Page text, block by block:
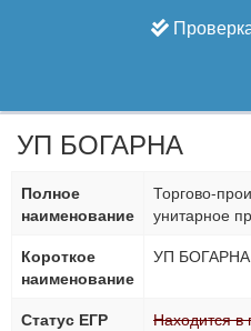
УП БОГАРНА
Полное
наименование
Торгово-
унитарное
Короткое
наименование
УП БОГАРНА
Статус ЕГР
Находится в